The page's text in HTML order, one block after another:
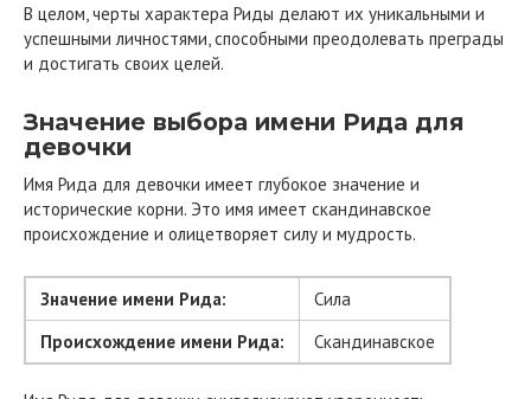
В целом, черты характера Риды делают их уникальными и
успешными личностями, способными преодолевать преграды
и достигать своих целей.
Значение выбора имени Рида для
девочки
Имя Рида для девочки имеет глубокое значение и
исторические корни. Это имя имеет скандинавское
происхождение и олицетворяет силу и мудрость.
Значение имени Рида:
Сила
Происхождение имени Рида:
Скандинавское